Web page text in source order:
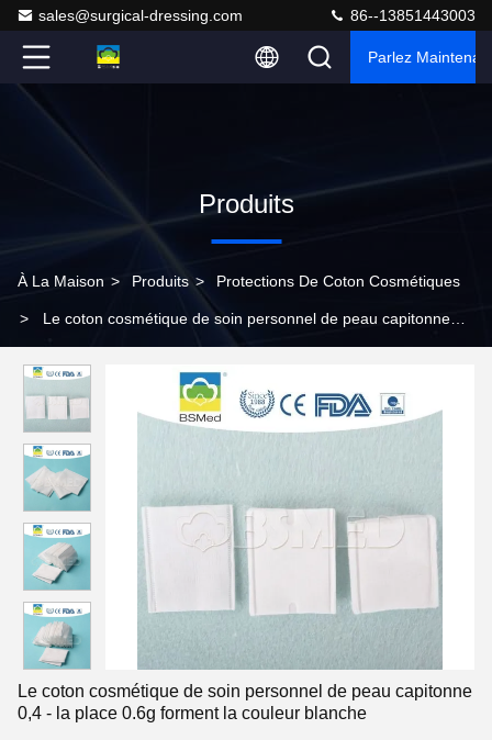
sales@surgical-dressing.com 86--13851443003
Parlez
Produits
À La Maison > Produits > Protections De Coton Cosmétiques
> Le coton cosmétique de soin personnel de peau capitonne
Le coton cosmétique de soin personnel de peau capitonne
0,4 - la place 0.6g forment la couleur blanche